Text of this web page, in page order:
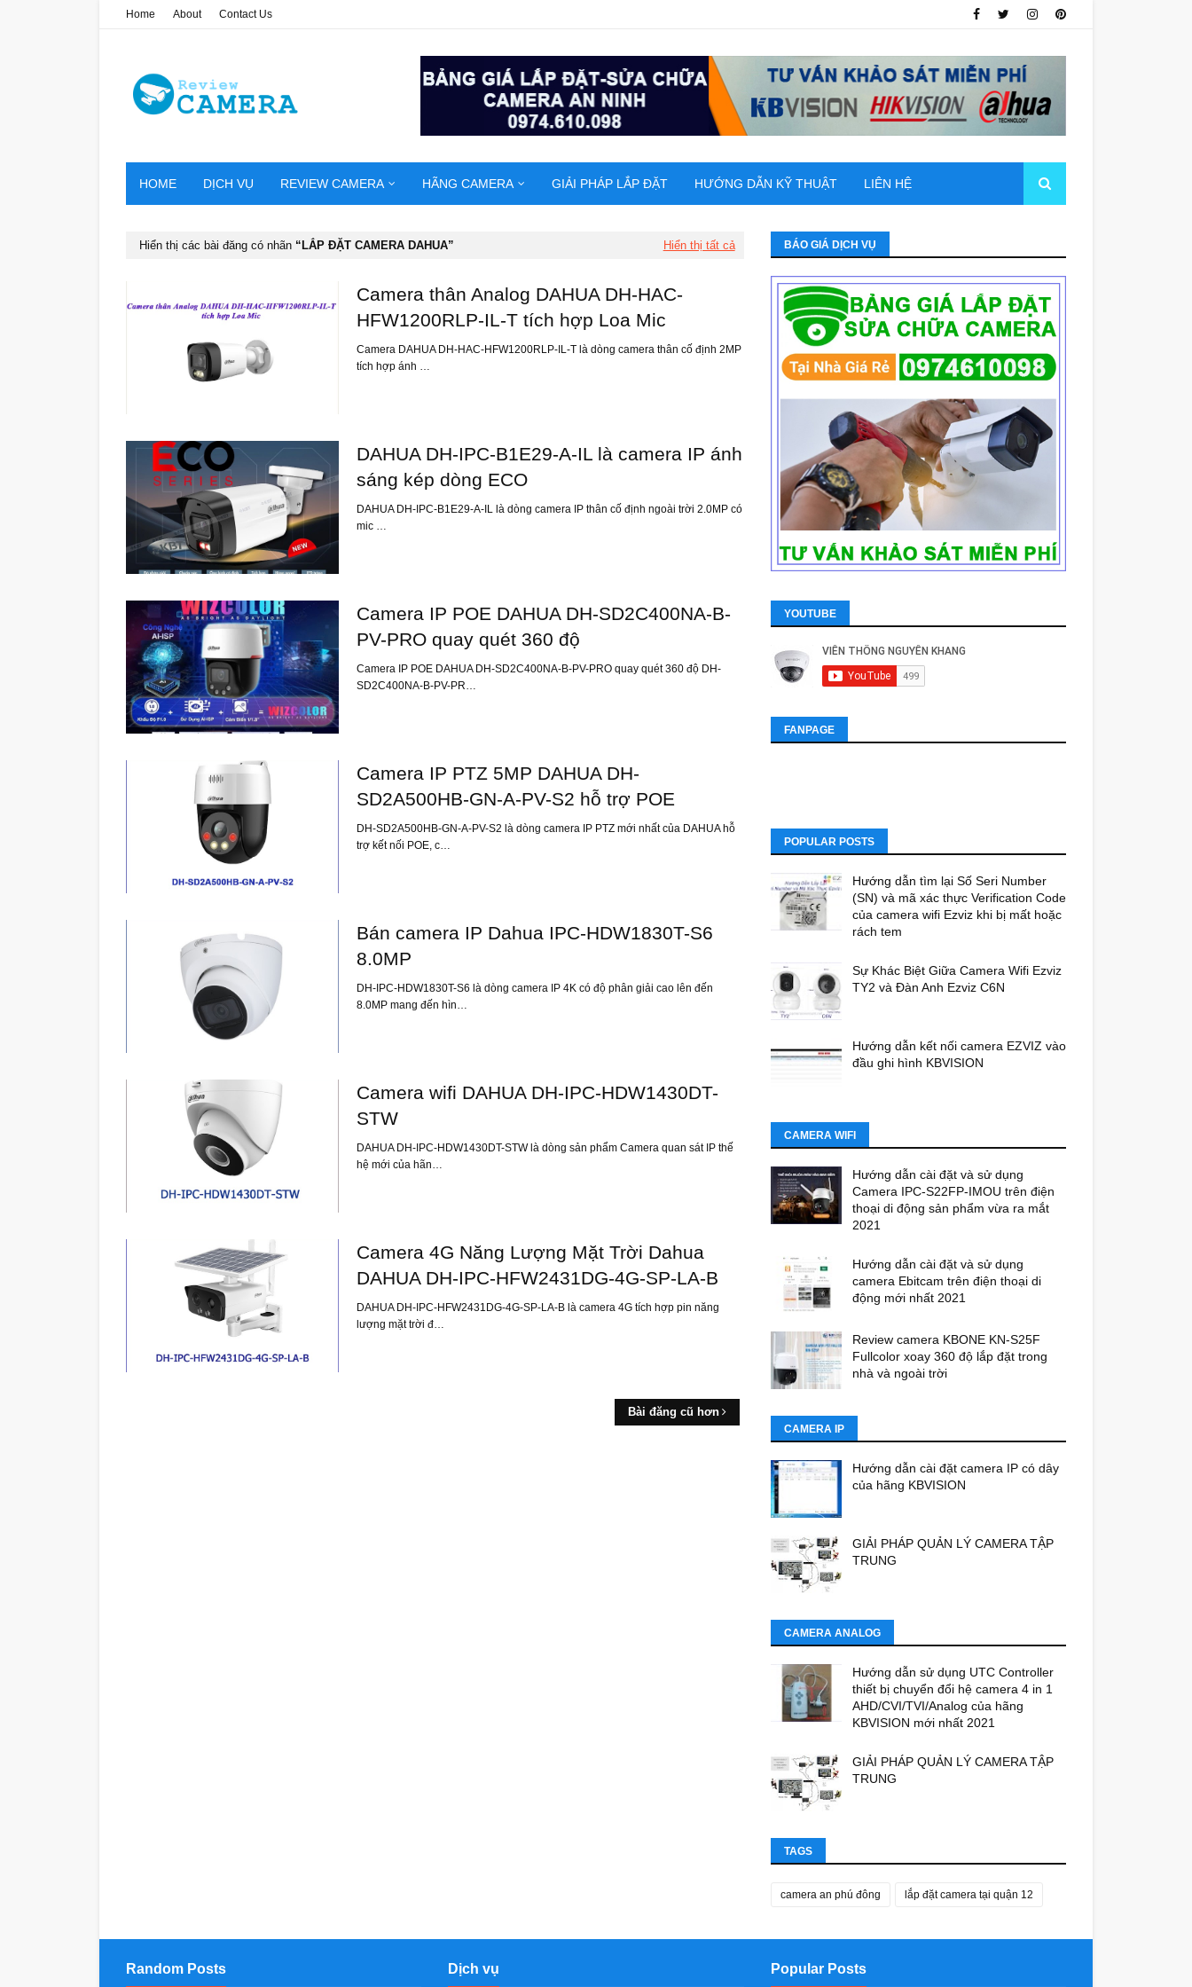
Home About Contact Us
HOME DỊCH VỤ REVIEW CAMERA HÃNG CAMERA GIẢI PHÁP LẮP ĐẶT HƯỚNG DẪN KỸ THUẬT LIÊN HỆ
Hiển thị các bài đăng có nhãn LẮP ĐẶT CAMERA DAHUA Hiển thị tất cả
Camera thân Analog DAHUA DH-HAC-
HFW1200RLP-IL-T tích hợp Loa Mic
Camera DAHUA DH-HAC-HFW1200RLP-IL-T là dòng camera thân cố định 2MP
tích hợp ánh …
DAHUA DH-IPC-B1E29-A-IL là camera IP ánh
sáng kép dòng ECO
DAHUA DH-IPC-B1E29-A-IL là dòng camera IP thân cố định ngoài trời 2.0MP có
mic …
Camera IP POE DAHUA DH-SD2C400NA-B-
PV-PRO quay quét 360 độ
Camera IP POE DAHUA DH-SD2C400NA-B-PV-PRO quay quét 360 độ DH-
SD2C400NA-B-PV-PR…
Camera IP PTZ 5MP DAHUA DH-
SD2A500HB-GN-A-PV-S2 hỗ trợ POE
DH-SD2A500HB-GN-A-PV-S2 là dòng camera IP PTZ mới nhất của DAHUA hỗ
trợ kết nối POE, c…
Bán camera IP Dahua IPC-HDW1830T-S6
8.0MP
DH-IPC-HDW1830T-S6 là dòng camera IP 4K có độ phân giải cao lên đến
8.0MP mang đến hìn…
Camera wifi DAHUA DH-IPC-HDW1430DT-
STW
DAHUA DH-IPC-HDW1430DT-STW là dòng sản phẩm Camera quan sát IP thế
hệ mới của hãn…
Camera 4G Năng Lượng Mặt Trời Dahua
DAHUA DH-IPC-HFW2431DG-4G-SP-LA-B
DAHUA DH-IPC-HFW2431DG-4G-SP-LA-B là camera 4G tích hợp pin năng
lượng mặt trời đ…
Bài đăng cũ hơn
BÁO GIÁ DỊCH VỤ
YOUTUBE
FANPAGE
POPULAR POSTS
Hướng dẫn tìm lại Số Seri Number
(SN) và mã xác thực Verification Code
của camera wifi Ezviz khi bị mất hoặc
rách tem
Sự Khác Biệt Giữa Camera Wifi Ezviz
TY2 và Đàn Anh Ezviz C6N
Hướng dẫn kết nối camera EZVIZ vào
đầu ghi hình KBVISION
CAMERA WIFI
Hướng dẫn cài đặt và sử dụng
Camera IPC-S22FP-IMOU trên điện
thoại di động sản phẩm vừa ra mắt
2021
Hướng dẫn cài đặt và sử dụng
camera Ebitcam trên điện thoại di
động mới nhất 2021
Review camera KBONE KN-S25F
Fullcolor xoay 360 độ lắp đặt trong
nhà và ngoài trời
CAMERA IP
Hướng dẫn cài đặt camera IP có dây
của hãng KBVISION
GIẢI PHÁP QUẢN LÝ CAMERA TẬP
TRUNG
CAMERA ANALOG
Hướng dẫn sử dụng UTC Controller
thiết bị chuyển đổi hệ camera 4 in 1
AHD/CVI/TVI/Analog của hãng
KBVISION mới nhất 2021
GIẢI PHÁP QUẢN LÝ CAMERA TẬP
TRUNG
TAGS
camera an phú đông lắp đặt camera tại quận 12
Random Posts Dịch vụ Popular Posts